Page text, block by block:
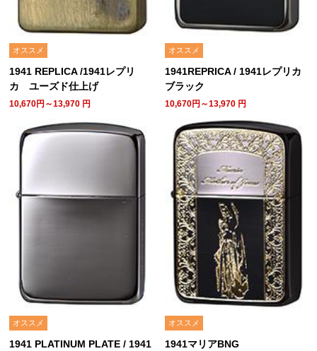
オススメ
1941 REPLICA /1941レプリ
カ ユーズド仕上げ
10,670円～13,970 円
オススメ
1941REPRICA / 1941レプリカ
ブラック
10,670円～13,970 円
オススメ
1941 PLATINUM PLATE / 1941
オススメ
1941マリアBNG